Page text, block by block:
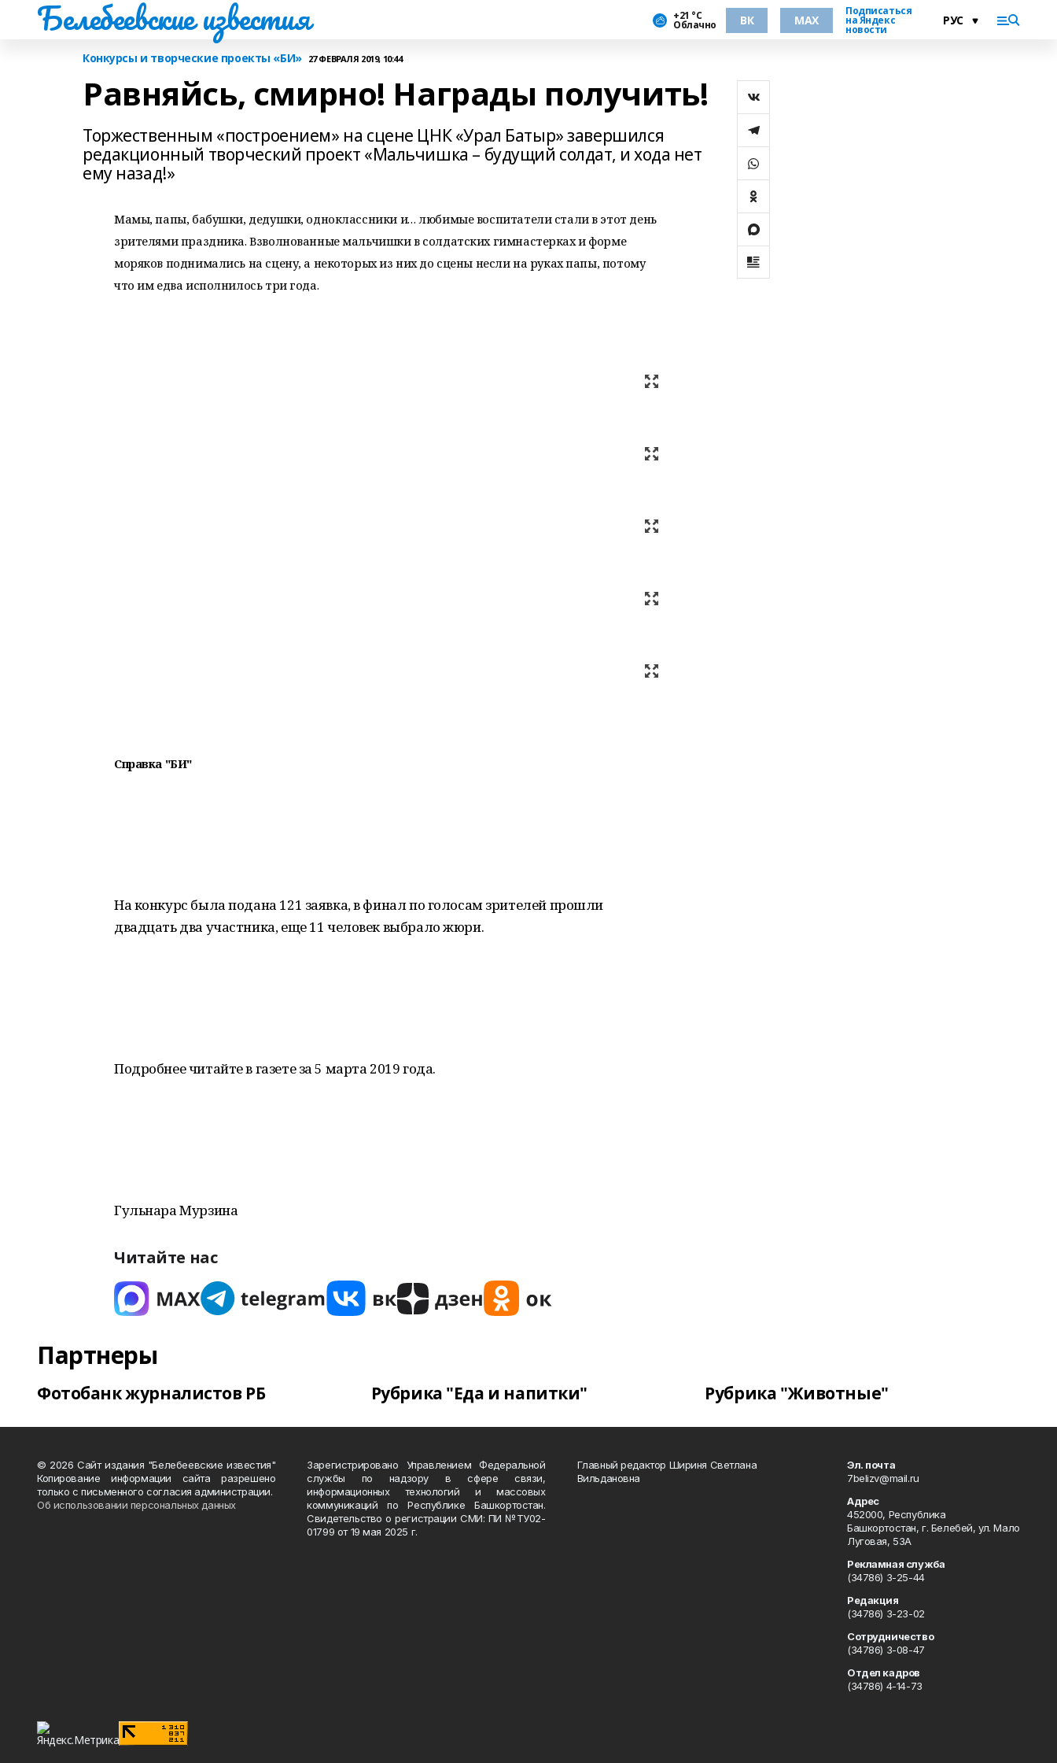
Белебеевские известия +21 °С
Облачно ВК MAX
Подписаться
на Яндекс
новости
Конкурсы и творческие проекты «БИ» 27 ФЕВРАЛЯ 2019, 10:44
Равняйсь, смирно! Награды получить!
Торжественным «построением» на сцене ЦНК «Урал Батыр» завершился
редакционный творческий проект «Мальчишка – будущий солдат, и хода нет
ему назад!»
Мамы, папы, бабушки, дедушки, одноклассники и… любимые воспитатели стали в этот день
зрителями праздника. Взволнованные мальчишки в солдатских гимнастерках и форме
моряков поднимались на сцену, а некоторых из них до сцены несли на руках папы, потому
что им едва исполнилось три года.
Справка "БИ"
На конкурс была подана 121 заявка, в финал по голосам зрителей прошли
двадцать два участника, еще 11 человек выбрало жюри.
Подробнее читайте в газете за 5 марта 2019 года.
Гульнара Мурзина
Читайте нас
Партнеры
Фотобанк журналистов РБ Рубрика "Еда и напитки" Рубрика "Животные"
© 2026 Сайт издания "Белебеевские известия"
Копирование информации сайта разрешено
только с письменного согласия администрации.
Об использовании персональных данных
Зарегистрировано Управлением Федеральной
службы по надзору в сфере связи,
информационных технологий и массовых
коммуникаций по Республике Башкортостан.
Свидетельство о регистрации СМИ: ПИ №ТУ02-
01799 от 19 мая 2025 г.
Главный редактор Шириня Светлана
Вильдановна
Эл. почта
7belizv@mail.ru
Адрес
452000, Республика
Башкортостан, г. Белебей, ул. Мало
Луговая, 53А
Рекламная служба
(34786) 3-25-44
Редакция
(34786) 3-23-02
Сотрудничество
(34786) 3-08-47
Отдел кадров
(34786) 4-14-73